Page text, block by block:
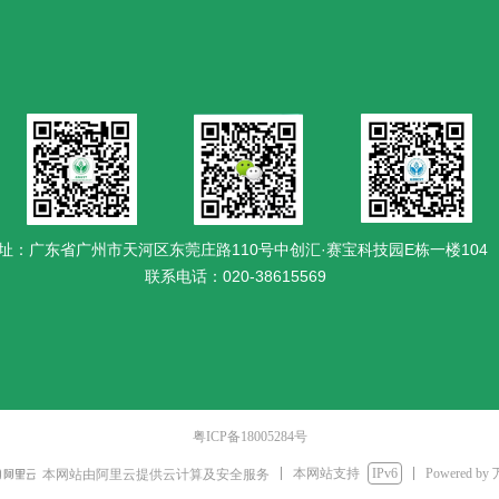
：广东省广州市天河区东莞庄路110号中创汇·赛宝科技园E栋一楼104
联系电话：020-38615569
粤ICP备18005284号
本网站由阿里云提供云计算及安全服务 本网站支持 IPv6 Powered by